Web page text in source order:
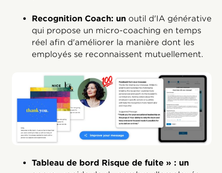
Recognition Coach: un outil d'IA générative
qui propose un micro-coaching en temps
réel afin d'améliorer la manière dont les
employés se reconnaissent mutuellement.
Tableau de bord Risque de fuite » : un